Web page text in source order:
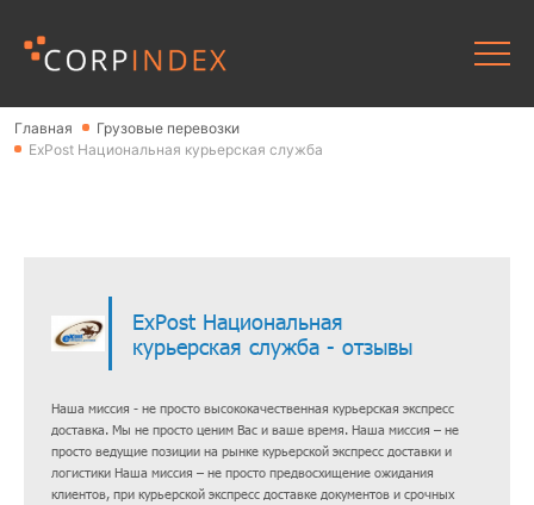
Главная
Грузовые перевозки
ExPost Национальная курьерская служба
ExPost Национальная
курьерская служба - отзывы
Наша миссия - не просто высококачественная курьерская экспресс
доставка. Мы не просто ценим Вас и ваше время. Наша миссия – не
просто ведущие позиции на рынке курьерской экспресс доставки и
логистики Наша миссия – не просто предвосхищение ожидания
клиентов, при курьерской экспресс доставке документов и срочных